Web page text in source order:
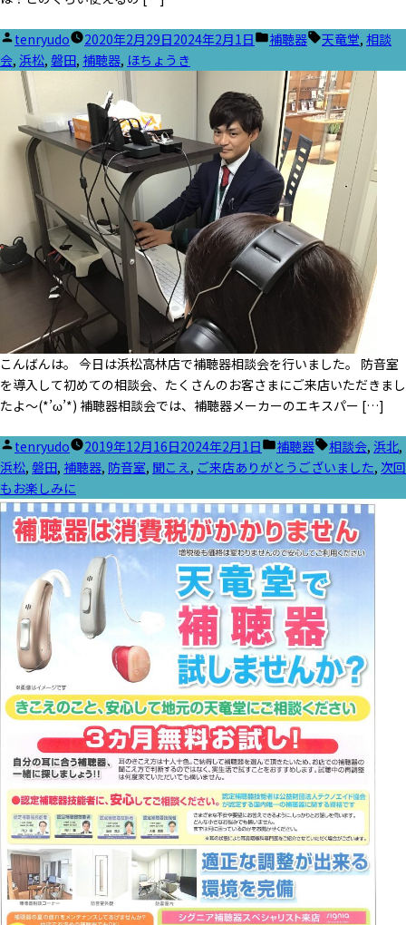
投
稿
者:
tenryudo 2020年2月29日2024年2月1日
カ
ー:
補聴器
タ
天竜堂, 相談
会, 浜松, 磐田, 補聴器, ほちょうき
こんばんは。 今日は浜松高林店で補聴器相談会を行いました。 防音室
を導入して初めての相談会、たくさんのお客さまにご来店いただきまし
たよ～(*’ω’*) 補聴器相談会では、補聴器メーカーのエキスパー […]
投
稿
者:
tenryudo 2019年12月16日2024年2月1日
カ
テ
リ
ー:
補聴器
タ
グ:
相談会, 浜北,
浜松, 磐田, 補聴器, 防音室, 聞こえ, ご来店ありがとうございました, 次回
もお楽しみに